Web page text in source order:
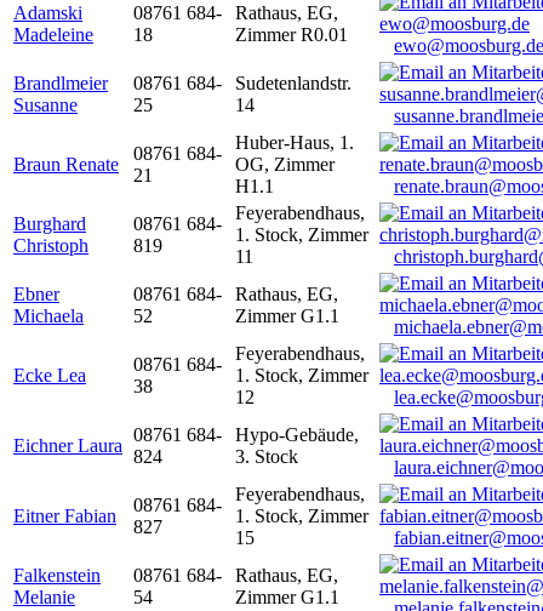
Adamski
Madeleine
08761 684-
18
Rathaus, EG,
Zimmer R0.01
ewo@moosburg.de
Brandlmeier
Susanne
08761 684-
25
Sudetenlandstr.
14
Braun Renate
08761 684-
21
Huber-Haus, 1.
OG, Zimmer
H1.1
Burghard
Christoph
08761 684-
819
Feyerabendhaus,
1. Stock, Zimmer
11
Ebner
Michaela
08761 684-
52
Rathaus, EG,
Zimmer G1.1
Ecke Lea
08761 684-
38
Feyerabendhaus,
1. Stock, Zimmer
12
Eichner Laura
08761 684-
824
Hypo-Gebäude,
3. Stock
Eitner Fabian
08761 684-
827
Feyerabendhaus,
1. Stock, Zimmer
15
Falkenstein
Melanie
08761 684-
54
Rathaus, EG,
Zimmer G1.1